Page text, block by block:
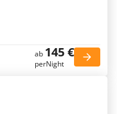
ab 145 €
perNight